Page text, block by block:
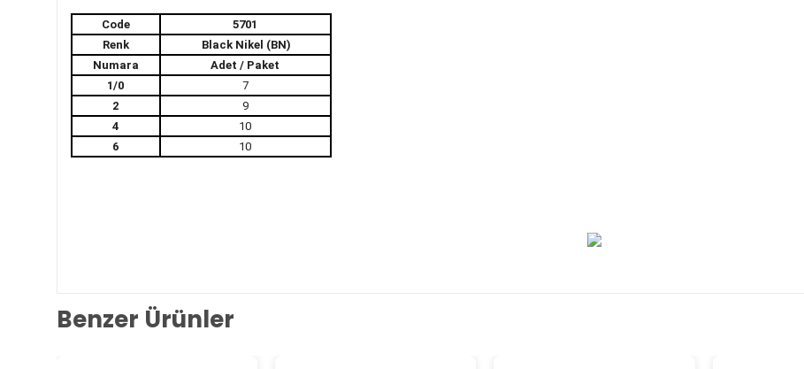
Code
5701
Renk
Black Nikel (BN)
Numara
Adet / Paket
1/0
7
2
9
4
10
6
10
Benzer Ürünler